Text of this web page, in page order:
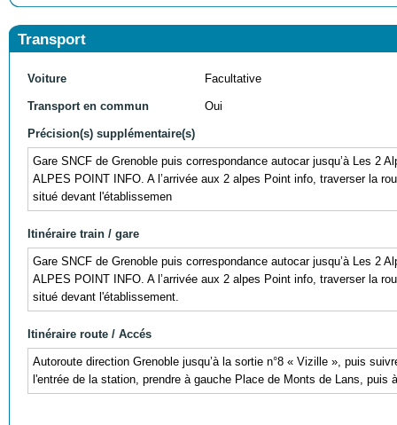
Transport
Voiture Facultative
Transport en commun Oui
Précision(s) supplémentaire(s)
Gare SNCF de Grenoble puis correspondance autocar jusqu’à Les 2
ALPES POINT INFO. A l’arrivée aux 2 alpes Point info, traverser la
situé devant l'établissemen
Itinéraire train / gare
Gare SNCF de Grenoble puis correspondance autocar jusqu’à Les 2
ALPES POINT INFO. A l’arrivée aux 2 alpes Point info, traverser la
situé devant l'établissement.
Itinéraire route / Accés
Autoroute direction Grenoble jusqu’à la sortie n°8 « Vizille », puis
l'entrée de la station, prendre à gauche Place de Monts de Lans,